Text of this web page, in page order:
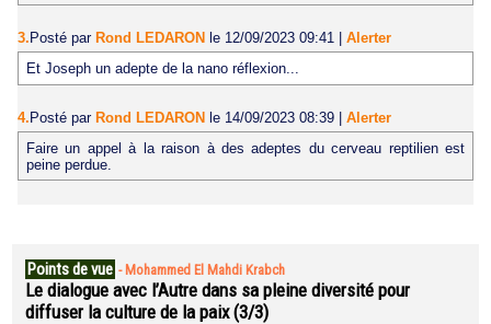
3. Posté par Rond LEDARON le 12/09/2023 09:41
Alerter
Et Joseph un adepte de la nano réflexion...
4.Posté par Rond LEDARON le 14/09/2023 08:39 | Alerter
Faire un appel à la raison à des adeptes du cerveau reptilien est
peine perdue.
Points de vue - Mohammed El Mahdi Krabch
Le dialogue avec l’Autre dans sa pleine diversité pour
diffuser la culture de la paix (3/3)